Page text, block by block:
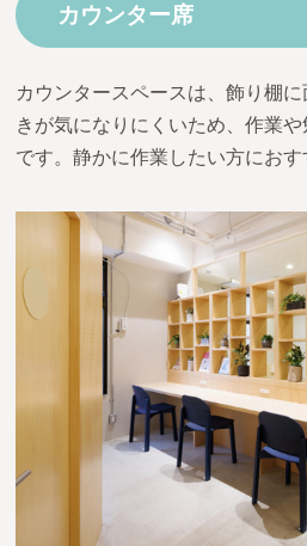
カウンター席
カウンタースペースは、飾り棚
きが気になりにくいため、作業
です。静かに作業したい方におす